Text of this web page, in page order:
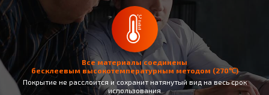
Все материалы соединены
бесклеевым высокотемпературным методом (270℃)
Покрытие не раcслоится и сохранит натянутый вид на весь срок
использования